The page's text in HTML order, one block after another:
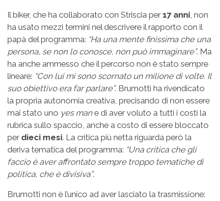
Il biker, che ha collaborato con Striscia per17 anni, non
ha usato mezzi termini nel descrivere il rapporto con il
papà del programma: “Ha una mente finissima che una
persona, se non lo conosce, non può immaginare”. Ma
ha anche ammesso che il percorso non è stato sempre
lineare: “Con lui mi sono scornato un milione di volte. Il
suo obiettivo era far parlare”. Brumotti ha rivendicato
la propria autonomia creativa, precisando di non essere
mai stato uno yes man e di aver voluto a tutti i costi la
rubrica sullo spaccio, anche a costo di essere bloccato
per dieci mesi. La critica più netta riguarda però la
deriva tematica del programma: “Una critica che gli
faccio è aver affrontato sempre troppo tematiche di
politica, che è divisiva”.
Brumotti non è l’unico ad aver lasciato la trasmissione: